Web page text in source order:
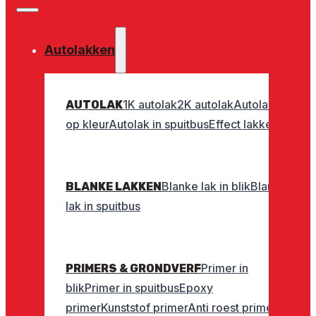
Autolakken
AUTOLAK1K autolak2K autolakAutolak
op kleurAutolak in spuitbusEffect lakken
BLANKE LAKKENBlanke lak in blikBlanke
lak in spuitbus
PRIMERS & GRONDVERFPrimer in
blikPrimer in spuitbusEpoxy
primerKunststof primerAnti roest primer